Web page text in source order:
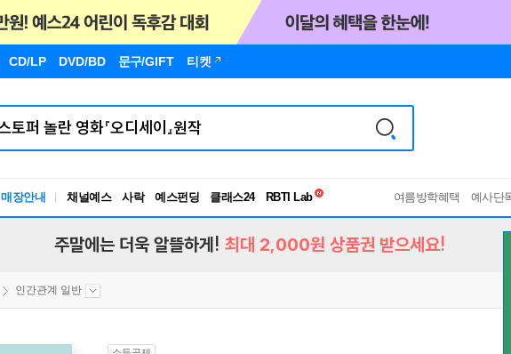
CD/LP DVD/BD 문구/GIFT 티켓
매장안내 채널예스 사락 예스펀딩 클래스24
독서유형검사
여름방학혜택 예사단
주말에는 더욱 알뜰하게! 최대 2,000원 상품권 받으세요!
인간관계 일반